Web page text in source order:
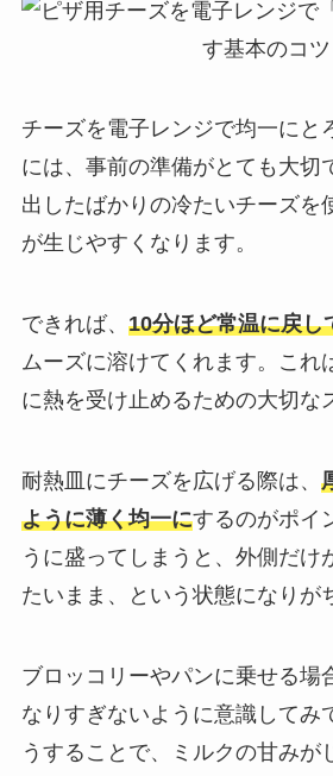
チーズを電子レンジで均一にと
には、事前の準備がとても大切
出したばかりの冷たいチーズを
が生じやすくなります。
できれば、 10分ほど常温に戻し
ムーズに溶けてくれます。これ
に熱を受け止めるための大切な
耐熱皿にチーズを広げる際は、
ように薄く均一にするのがポイ
うに盛ってしまうと、外側だけ
たいまま、という状態になりが
ブロッコリーやパンに乗せる場
なりすぎないように意識してみ
うすることで、ミルクの甘みが